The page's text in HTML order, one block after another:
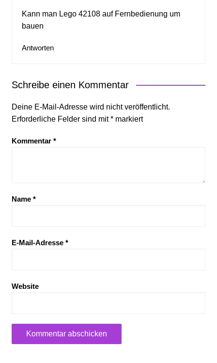
Kann man Lego 42108 auf Fernbedienung um
bauen
Antworten
Schreibe einen Kommentar
Deine E-Mail-Adresse wird nicht veröffentlicht.
Erforderliche Felder sind mit*markiert
Kommentar *
Name *
E-Mail-Adresse *
Website